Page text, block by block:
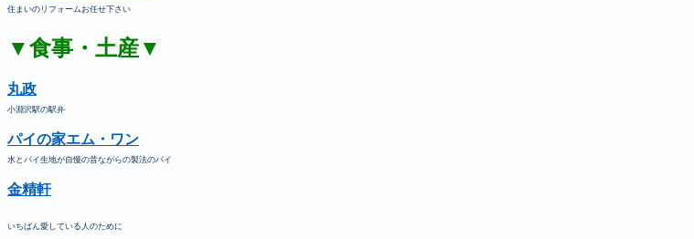
住まいのリフォームお任せ下さい
▼食事・土産▼
丸政
小淵沢駅の駅弁
パイの家エム・ワン
水とパイ生地が自慢の昔ながらの製法のパイ
金精軒
いちばん愛している人のために